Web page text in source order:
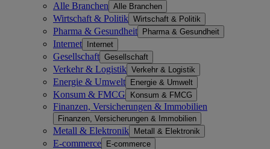
Alle Branchen Alle Branchen
Wirtschaft & Politik Wirtschaft & Politik
Pharma & Gesundheit Pharma & Gesundheit
Internet Internet
Gesellschaft Gesellschaft
Verkehr & Logistik Verkehr & Logistik
Energie & Umwelt Energie & Umwelt
Konsum & FMCG Konsum & FMCG
Finanzen, Versicherungen & Immobilien
Finanzen, Versicherungen & Immobilien
Metall & Elektronik Metall & Elektronik
E-commerce E-commerce